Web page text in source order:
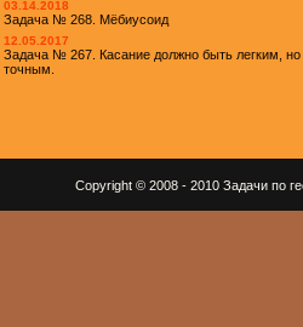
03.14.2018
Задача № 268. Мёбиусоид
12.05.2017
Задача № 267. Касание должно быть легким, но
точным.
Copyright © 2008 - 2010 Задачи по